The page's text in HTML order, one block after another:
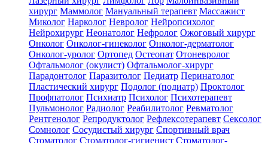
хирург Маммолог Мануальный терапевт Массажист
Миколог Нарколог Невролог Нейропсихолог
Нейрохирург Неонатолог Нефролог Ожоговый хирург
Онколог Онколог-гинеколог Онколог-дерматолог
Онколог-уролог Ортопед Остеопат Отоневролог
Офтальмолог (окулист) Офтальмолог-хирург
Парадонтолог Паразитолог Педиатр Перинатолог
Пластический хирург Подолог (подиатр) Проктолог
Профпатолог Психиатр Психолог Психотерапевт
Пульмонолог Радиолог Реабилитолог Ревматолог
Рентгенолог Репродуктолог Рефлексотерапевт Сексолог
Сомнолог Сосудистый хирург Спортивный врач
Стоматолог Стоматолог-гигиенист Стоматолог-